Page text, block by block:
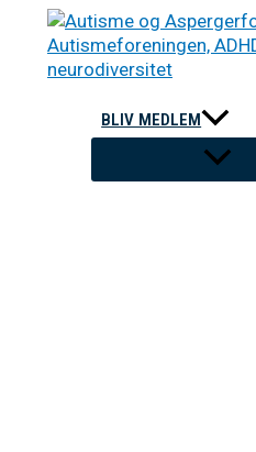
indholdet
BLIV MEDLEM